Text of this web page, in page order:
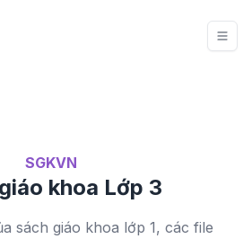
SGKVN
khoa Lớp 3
sách giáo khoa lớp 1, các file